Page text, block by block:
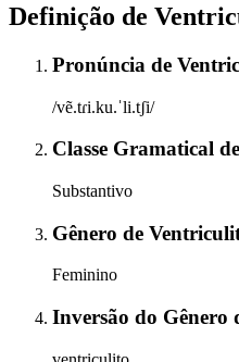
Definição de
Pronúncia de
/vẽ.tɾi.ku.ˈli.tʃi/
Classe Gramatical de
Substantivo
Gênero de
Feminino
Inversão do Gênero